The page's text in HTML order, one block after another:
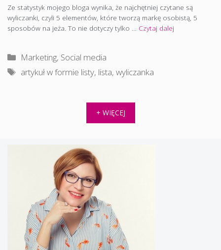
Ze statystyk mojego bloga wynika, że najchętniej czytane są
wyliczanki, czyli 5 elementów, które tworzą markę osobistą, 5
sposobów na jeża. To nie dotyczy tylko … Czytaj dalej
Kategorie
Marketing, Social media
Tagi
artykuł w formie listy, lista,wyliczanka
+ WIĘCEJ